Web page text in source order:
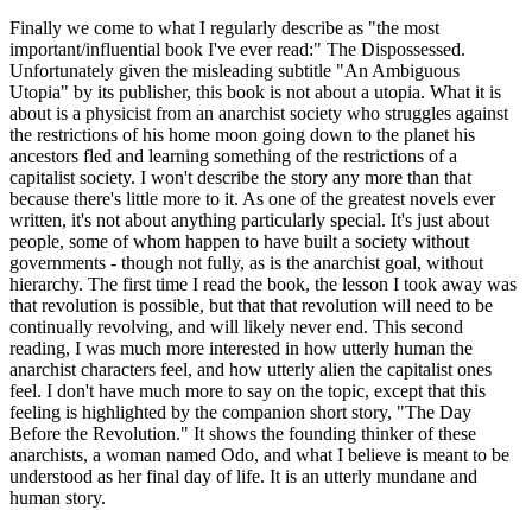
Finally we come to what I regularly describe as "the most
important/influential book I've ever read:" The Dispossessed.
Unfortunately given the misleading subtitle "An Ambiguous
Utopia" by its publisher, this book is not about a utopia. What it is
about is a physicist from an anarchist society who struggles against
the restrictions of his home moon going down to the planet his
ancestors fled and learning something of the restrictions of a
capitalist society. I won't describe the story any more than that
because there's little more to it. As one of the greatest novels ever
written, it's not about anything particularly special. It's just about
people, some of whom happen to have built a society without
governments - though not fully, as is the anarchist goal, without
hierarchy. The first time I read the book, the lesson I took away was
that revolution is possible, but that that revolution will need to be
continually revolving, and will likely never end. This second
reading, I was much more interested in how utterly human the
anarchist characters feel, and how utterly alien the capitalist ones
feel. I don't have much more to say on the topic, except that this
feeling is highlighted by the companion short story, "The Day
Before the Revolution." It shows the founding thinker of these
anarchists, a woman named Odo, and what I believe is meant to be
understood as her final day of life. It is an utterly mundane and
human story.